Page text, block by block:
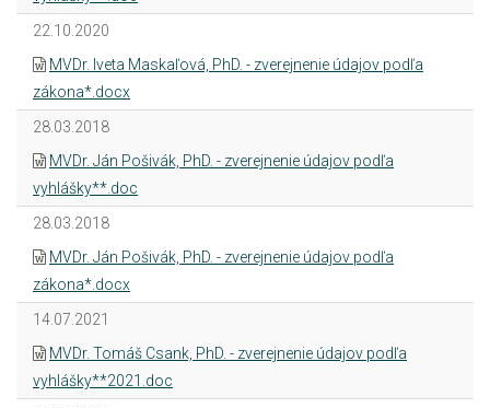
22.10.2020
MVDr. Iveta Maskaľová, PhD. - zverejnenie údajov podľa
zákona*.docx
28.03.2018
MVDr. Ján Pošivák, PhD. - zverejnenie údajov podľa
vyhlášky**.doc
28.03.2018
MVDr. Ján Pošivák, PhD. - zverejnenie údajov podľa
zákona*.docx
14.07.2021
MVDr. Tomáš Csank, PhD. - zverejnenie údajov podľa
vyhlášky**2021.doc